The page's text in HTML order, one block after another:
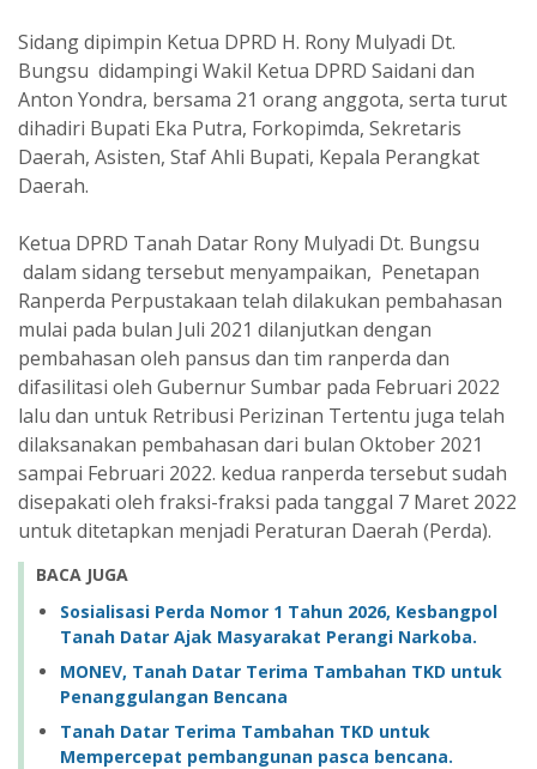
Sidang dipimpin Ketua DPRD H. Rony Mulyadi Dt.
Bungsu didampingi Wakil Ketua DPRD Saidani dan
Anton Yondra, bersama 21 orang anggota, serta turut
dihadiri Bupati Eka Putra, Forkopimda, Sekretaris
Daerah, Asisten, Staf Ahli Bupati, Kepala Perangkat
Daerah.
Ketua DPRD Tanah Datar Rony Mulyadi Dt. Bungsu
dalam sidang tersebut menyampaikan, Penetapan
Ranperda Perpustakaan telah dilakukan pembahasan
mulai pada bulan Juli 2021 dilanjutkan dengan
pembahasan oleh pansus dan tim ranperda dan
difasilitasi oleh Gubernur Sumbar pada Februari 2022
lalu dan untuk Retribusi Perizinan Tertentu juga telah
dilaksanakan pembahasan dari bulan Oktober 2021
sampai Februari 2022. kedua ranperda tersebut sudah
disepakati oleh fraksi-fraksi pada tanggal 7 Maret 2022
untuk ditetapkan menjadi Peraturan Daerah (Perda).
BACA JUGA
Sosialisasi Perda Nomor 1 Tahun 2026, Kesbangpol
Tanah Datar Ajak Masyarakat Perangi Narkoba.
MONEV, Tanah Datar Terima Tambahan TKD untuk
Penanggulangan Bencana
Tanah Datar Terima Tambahan TKD untuk
Mempercepat pembangunan pasca bencana.